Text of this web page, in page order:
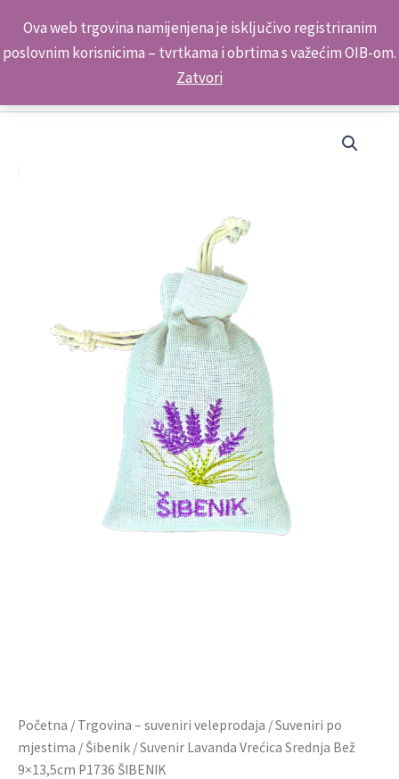
Ova web trgovina namijenjena je isključivo registriranim
poslovnim korisnicima – tvrtkama i obrtima s važećim OIB-om.
Zatvori
content
Kontakt telefon: +385 98 179 3891
Početna / Trgovina – suveniri veleprodaja /Suveniri po
mjestima / Šibenik / Suvenir Lavanda Vrećica Srednja Bež
9×13,5cm P1736 ŠIBENIK